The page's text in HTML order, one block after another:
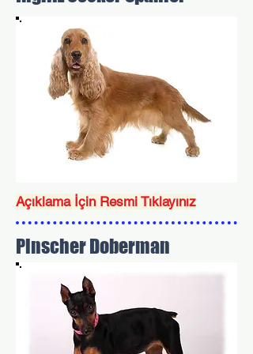
Açıklama İçin Resmi Tıklayınız
Pinscher Doberman